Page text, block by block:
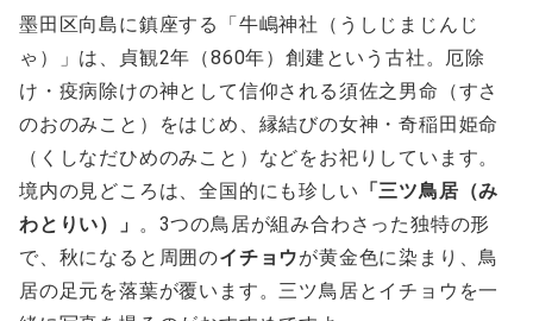
墨田区向島に鎮座する「牛嶋神社（うしじまじんじ
ゃ）」は、貞観2年（860年）創建という古社。厄除
け・疫病除けの神として信仰される須佐之男命（すさ
のおのみこと）をはじめ、縁結びの女神・奇稲田姫命
（くしなだひめのみこと）などをお祀りしています。
境内の見どころは、全国的にも珍しい 「三ツ鳥居（み
わとりい）」 。3つの鳥居が組み合わさった独特の形
で、秋になると周囲のイチョウが黄金色に染まり、鳥
居の足元を落葉が覆います。三ツ鳥居とイチョウを一